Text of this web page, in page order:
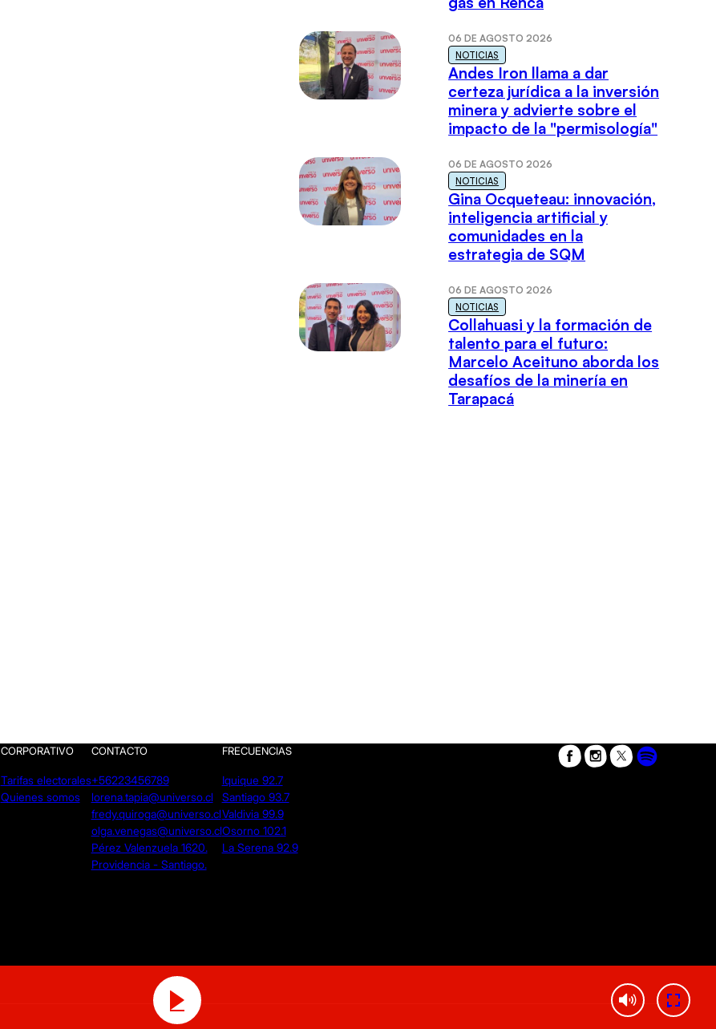
06 DE AGOSTO 2026
NOTICIAS
Andes Iron llama a dar
certeza jurídica a la inversión
minera y advierte sobre el
impacto de la "permisología"
06 DE AGOSTO 2026
NOTICIAS
Gina Ocqueteau: innovación,
inteligencia artificial y
comunidades en la
estrategia de SQM
06 DE AGOSTO 2026
NOTICIAS
Collahuasi y la formación de
talento para el futuro:
Marcelo Aceituno aborda los
desafíos de la minería en
Tarapacá
CORPORATIVO
Tarifas electorales
Quienes somos
CONTACTO
+56223456789
lorena.tapia@universo.cl
fredy.quiroga@universo.cl
olga.venegas@universo.cl
Pérez Valenzuela 1620.
Providencia - Santiago.
FRECUENCIAS
Iquique 92.7
Santiago 93.7
Valdivia 99.9
Osorno 102.1
La Serena 92.9